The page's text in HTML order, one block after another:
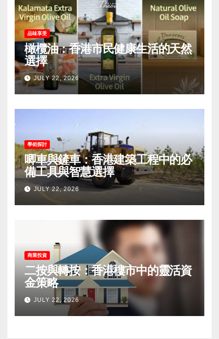
品味享受
橄欖油：香港市民健康生活的天然
選擇
JULY 22, 2026
學術探討
唧車與鏟車：香港建築工程中的必
備工具與智慧選擇
JULY 22, 2026
商業投資
二按與轉按：香港樓市中的靈活資
金策略
JULY 22, 2026